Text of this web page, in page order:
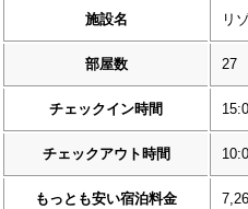
施設名 リ
部屋数 27
チェックイン時間
チェックアウト時間
もっとも安い宿泊料金